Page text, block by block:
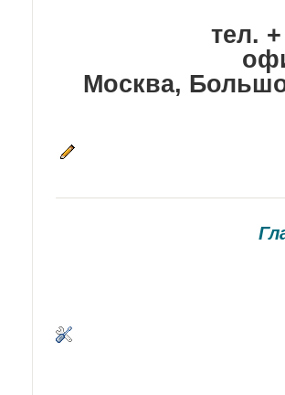
тел.
Москва,